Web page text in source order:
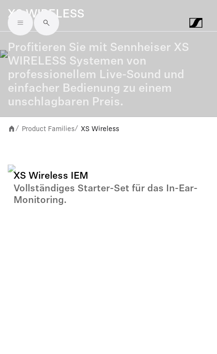
Skip to main content
XS WIRELESS
Profitieren Sie mit Sennheiser XS
WIRELESS Systemen von
professionellem Live-Sound und
einfacher Bedienung zu einem
unschlagbaren Preis.
/ Product Families/ XS Wireless
XS Wireless IEM
Vollständiges Starter-Set für das In-Ear-
Monitoring.